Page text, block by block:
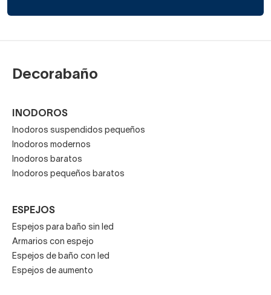
Decorabaño
INODOROS
Inodoros suspendidos pequeños
Inodoros modernos
Inodoros baratos
Inodoros pequeños baratos
ESPEJOS
Espejos para baño sin led
Armarios con espejo
Espejos de baño con led
Espejos de aumento